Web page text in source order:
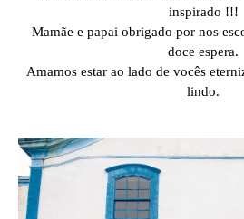
inspirado !!!
Mamãe e papai obrigado por nos
doce espera.
Amamos estar ao lado de vocês
lindo.